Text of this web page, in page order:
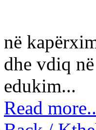
në
dhe vdiq
edukim...
Read